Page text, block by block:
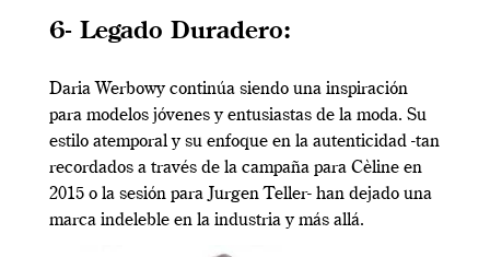
6- Legado Duradero:
Daria Werbowy continúa siendo una inspiración
para modelos jóvenes y entusiastas de la moda. Su
estilo atemporal y su enfoque en la autenticidad -tan
recordados a través de la campaña para Cèline en
2015 o la sesión para Jurgen Teller- han dejado una
marca indeleble en la industria y más allá.